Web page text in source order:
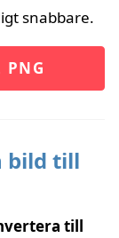
snabbare.
PNG
bild till
till